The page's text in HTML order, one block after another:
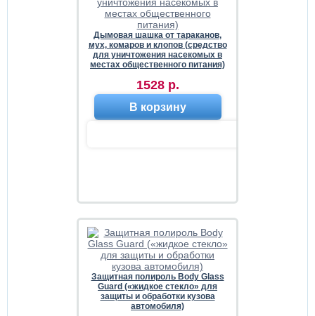
Дымовая шашка от тараканов,
мух, комаров и клопов (средство
для уничтожения насекомых в
местах общественного питания)
1528 р.
В корзину
Защитная полироль Body Glass
Guard («жидкое стекло» для
защиты и обработки кузова
автомобиля)